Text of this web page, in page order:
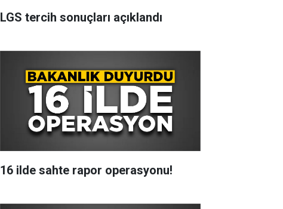
LGS tercih sonuçları açıklandı
16 ilde sahte rapor operasyonu!